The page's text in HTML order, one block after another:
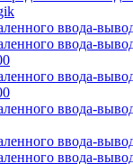
ввода-
ввода-
ввода-
ввода-
ввода-
ввода-